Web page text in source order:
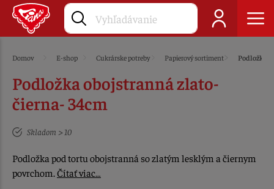
Domov E-shop Cukrárske potreby Papierový sortiment Podložky
Podložka obojstranná zlato-
čierna- 34cm
Skladom > 10
Podložka pod tortu obojstranná so zlatým lesklým a čiernym
povrchom.Čítať viac…